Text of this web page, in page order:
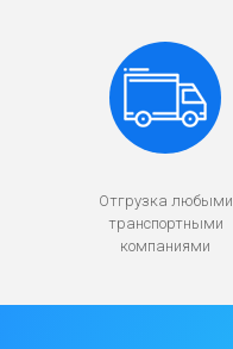
Отгрузка любыми
транспортными
компаниями